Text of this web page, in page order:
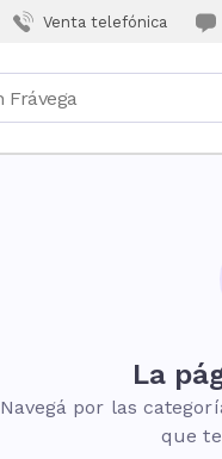
Venta telefónica
La
Navegá por las
que